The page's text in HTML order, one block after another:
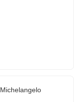
Michelangelo